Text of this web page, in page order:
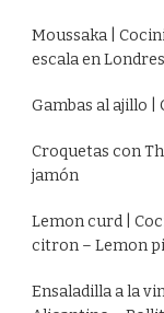
Moussaka |
escala en
Gambas al ajillo |
Croquetas con
jamón
Lemon curd |
citron – Lemon
Ensaladilla a la